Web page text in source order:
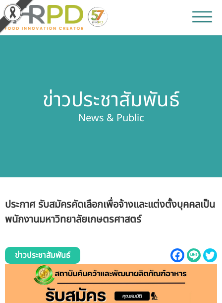
ผลิตภัณฑ์และจำหน่าย
เกี่ยวกับสถาบัน
บุคลากรสถาบัน
ระบบสารสนเทศ (ใน)
ติดต่อเรา
ข่าวประชาสัมพันธ์
News & Public
ประกาศ รับสมัครคัดเลือกเพื่อจ้างและแต่งตั้งบุคคลเป็น
พนักงานมหาวิทยาลัยเกษตรศาสตร์
ข่าวประชาสัมพันธ์